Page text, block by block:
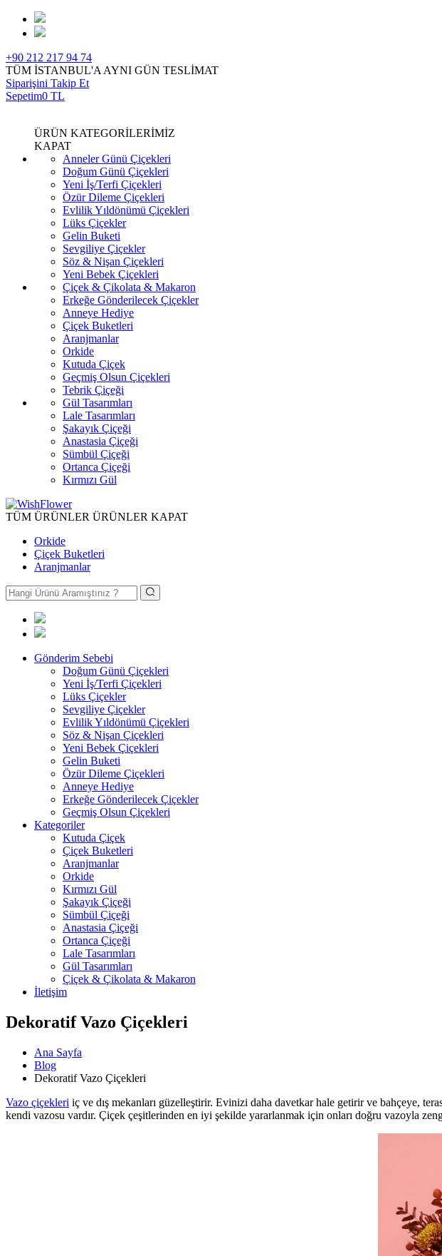
+90 212 217 94 74
TÜM İSTANBUL'A AYNI GÜN TESLİMAT
Siparişini Takip Et
Sepetim0 TL
ÜRÜN KATEGORİLERİMİZ
KAPAT
Anneler Günü Çiçekleri
Doğum Günü Çiçekleri
Yeni İş/Terfi Çiçekleri
Özür Dileme Çiçekleri
Evlilik Yıldönümü Çiçekleri
Lüks Çiçekler
Gelin Buketi
Sevgiliye Çiçekler
Söz & Nişan Çiçekleri
Yeni Bebek Çiçekleri
Çiçek & Çikolata & Makaron
Erkeğe Gönderilecek Çiçekler
Anneye Hediye
Çiçek Buketleri
Aranjmanlar
Orkide
Kutuda Çiçek
Geçmiş Olsun Çiçekleri
Tebrik Çiçeği
Gül Tasarımları
Lale Tasarımları
Şakayık Çiçeği
Anastasia Çiçeği
Sümbül Çiçeği
Ortanca Çiçeği
Kırmızı Gül
TÜM ÜRÜNLER ÜRÜNLER KAPAT
Orkide
Çiçek Buketleri
Aranjmanlar
Gönderim Sebebi
Doğum Günü Çiçekleri
Yeni İş/Terfi Çiçekleri
Lüks Çiçekler
Sevgiliye Çiçekler
Evlilik Yıldönümü Çiçekleri
Söz & Nişan Çiçekleri
Yeni Bebek Çiçekleri
Gelin Buketi
Özür Dileme Çiçekleri
Anneye Hediye
Erkeğe Gönderilecek Çiçekler
Geçmiş Olsun Çiçekleri
Kategoriler
Kutuda Çiçek
Çiçek Buketleri
Aranjmanlar
Orkide
Kırmızı Gül
Şakayık Çiçeği
Sümbül Çiçeği
Anastasia Çiçeği
Ortanca Çiçeği
Lale Tasarımları
Gül Tasarımları
Çiçek & Çikolata & Makaron
İletişim
Dekoratif Vazo Çiçekleri
Ana Sayfa
Blog
Dekoratif Vazo Çiçekleri
Vazo çiçekleri iç ve dış mekanları güzelleştirir. Evinizi daha davetkar hale getirir ve bahçeye,
kendi vazosu vardır. Çiçek çeşitlerinden en iyi şekilde yararlanmak için onları doğru vazoyla